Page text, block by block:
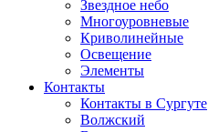
Звездное небо
Многоуровневые
Криволинейные
Освещение
Элементы
Контакты
Контакты в Сургуте
Волжский